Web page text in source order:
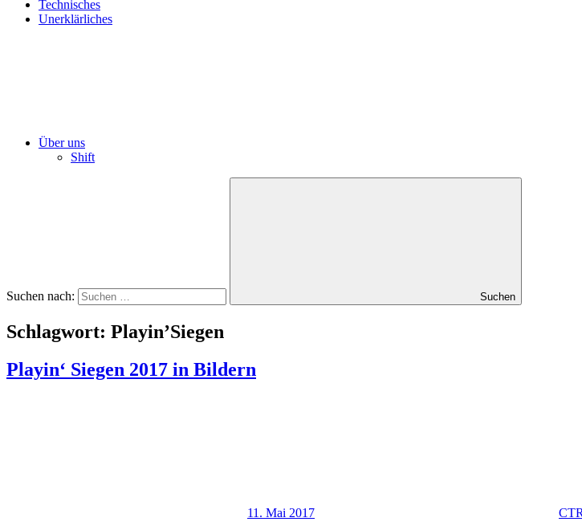
Technisches
Unerklärliches
Über uns
Shift
Suchen nach: Suchen
Schlagwort: Playin’Siegen
Playin‘ Siegen 2017 in Bildern
11. Mai 2017